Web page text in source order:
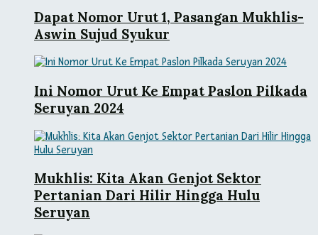
Dapat Nomor Urut 1, Pasangan Mukhlis-
Aswin Sujud Syukur
Ini Nomor Urut Ke Empat Paslon Pilkada
Seruyan 2024
Mukhlis: Kita Akan Genjot Sektor
Pertanian Dari Hilir Hingga Hulu
Seruyan